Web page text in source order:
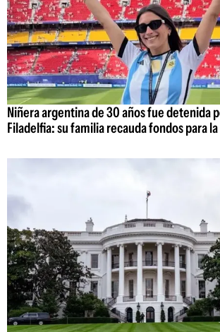
Niñera argentina de 30 años fue detenida
Filadelfia: su familia recauda fondos para